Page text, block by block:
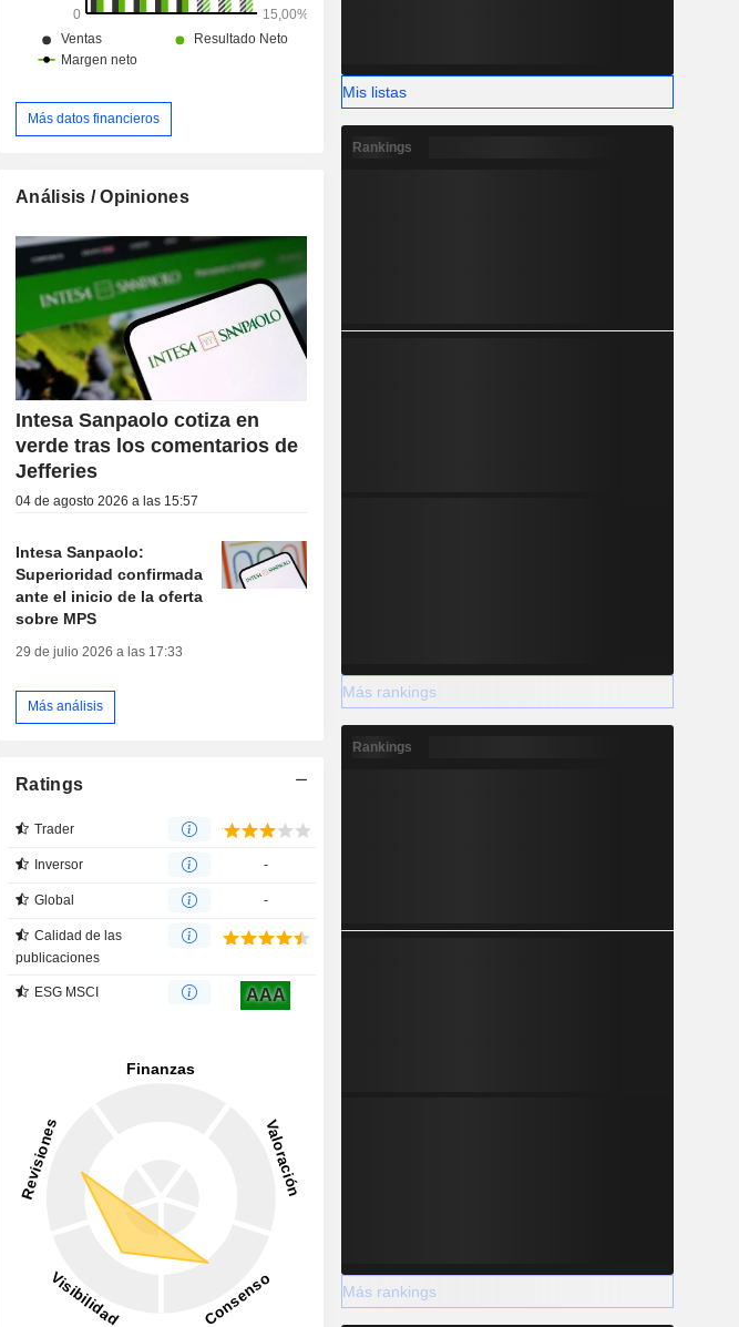
Más datos financieros
Análisis / Opiniones
Intesa Sanpaolo cotiza en
verde tras los comentarios de
Jefferies
04 de agosto 2026 a las 15:57
Intesa Sanpaolo:
Superioridad confirmada
ante el inicio de la oferta
sobre MPS
29 de julio 2026 a las 17:33
Más análisis
Ratings
Trader
Inversor -
Global -
Calidad de las
publicaciones
ESG MSCI AAA
Mis listas
Rankings
Más rankings
Rankings
Más rankings